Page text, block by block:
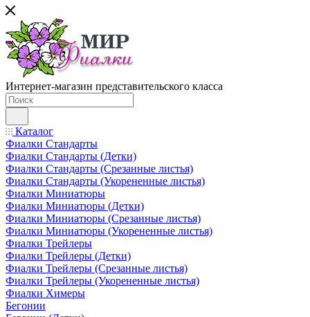
Интернет-магазин представительского класса
Каталог
Фиалки Стандарты
Фиалки Стандарты (Детки)
Фиалки Стандарты (Срезанные листья)
Фиалки Стандарты (Укорененные листья)
Фиалки Миниатюры
Фиалки Миниатюры (Детки)
Фиалки Миниатюры (Срезанные листья)
Фиалки Миниатюры (Укорененные листья)
Фиалки Трейлеры
Фиалки Трейлеры (Детки)
Фиалки Трейлеры (Срезанные листья)
Фиалки Трейлеры (Укорененные листья)
Фиалки Химеры
Бегонии